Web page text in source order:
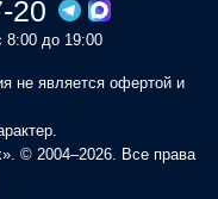
20
8:00 до 19:00
не является офертой и
© 2004–2026. Все права